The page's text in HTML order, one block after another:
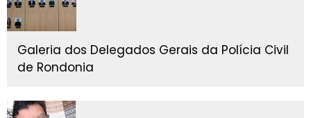
Galeria dos Delegados Gerais da Polícia Civil
de Rondonia